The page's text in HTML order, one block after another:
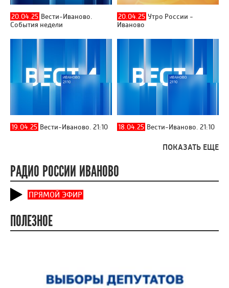
20.04.25 Вести-Иваново.
События недели
20.04.25 Утро России -
Иваново
19.04.25 Вести-Иваново. 21:10 18.04.25 Вести-Иваново. 21:10
ПОКАЗАТЬ ЕЩЕ
РАДИО РОССИИ ИВАНОВО
ПРЯМОЙ ЭФИР
ПОЛЕЗНОЕ